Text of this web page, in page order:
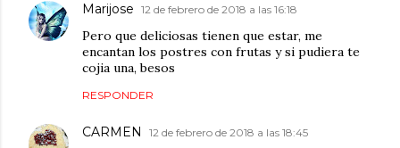
Marijose 12 de febrero de 2018 a las 16:18
Pero que deliciosas tienen que estar, me
encantan los postres con frutas y si pudiera te
cojia una, besos
RESPONDER
CARMEN 12 de febrero de 2018 a las 18:45